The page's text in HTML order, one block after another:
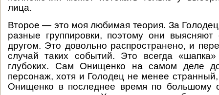
лица.
Второе — это моя любимая теория. За
разные группировки, поэтому они
другом. Это довольно распространено, и
случай таких событий. Это всегда
глубоких. Сам Онищенко на самом деле
персонаж, хотя и Голодец не менее
Онищенко в последнее время по большому